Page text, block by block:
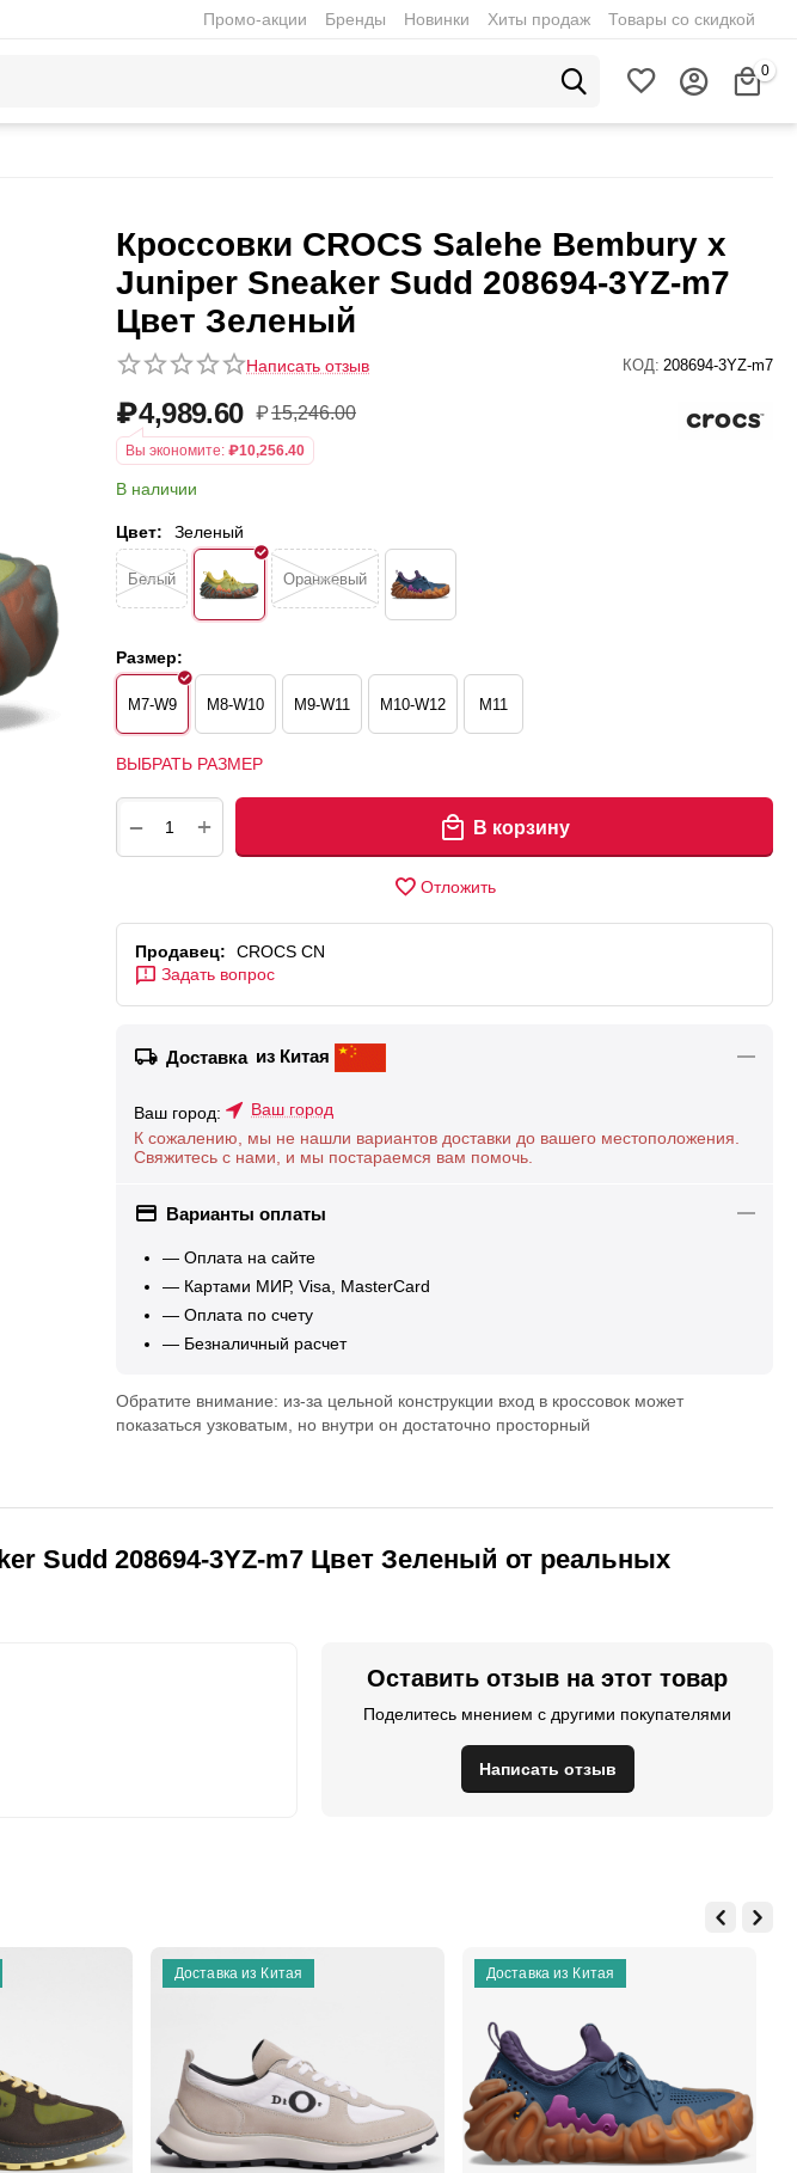
Промо-акции Бренды Новинки Хиты продаж Товары со скидкой
0
Кроссовки CROCS Salehe Bembury x
Juniper Sneaker Sudd 208694-3YZ-m7
Цвет Зеленый
Написать отзыв КОД: 208694-3YZ-m7
₽4,989.60 ₽15,246.00
Вы экономите: ₽10,256.40
В наличии
Цвет: Зеленый
Белый Оранжевый
Размер:
M7-W9 M8-W10 M9-W11 M10-W12 M11
ВЫБРАТЬ РАЗМЕР
+
− В корзину
Отложить
Продавец:
CROCS CN
Задать вопрос
Доставка из Китая
Ваш город:
Ваш город
К сожалению, мы не нашли вариантов доставки до вашего местоположения.
Свяжитесь с нами, и мы постараемся вам помочь.
Варианты оплаты
— Оплата на сайте
— Картами МИР, Visa, MasterCard
— Оплата по счету
— Безналичный расчет
Обратите внимание: из-за цельной конструкции вход в кроссовок может
показаться узковатым, но внутри он достаточно просторный
Sudd 208694-3YZ-m7 Цвет Зеленый от реальных
Оставить отзыв на этот товар
Поделитесь мнением с другими покупателями
Написать отзыв
Доставка из Китая Доставка из Китая